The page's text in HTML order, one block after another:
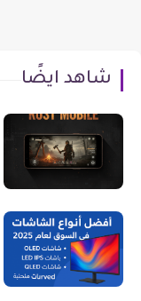
شاهد ايضًا